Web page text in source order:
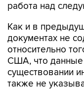
Как и в
относительно
США, что данные
существовании
также не
угрозу